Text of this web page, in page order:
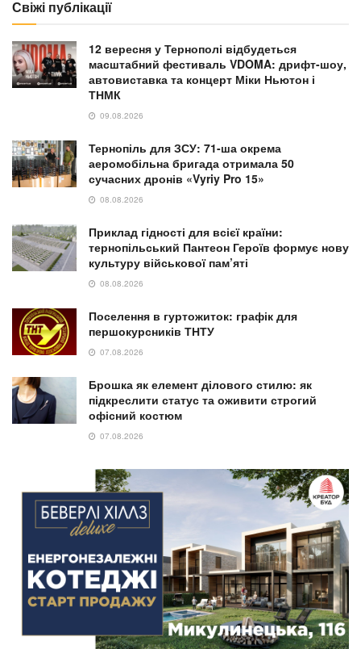
Свіжі публікації
12 вересня у Тернополі відбудеться
масштабний фестиваль VDOMA: дрифт-шоу,
автовиставка та концерт Міки Ньютон і
ТНМК
09.08.2026
Тернопіль для ЗСУ: 71-ша окрема
аеромобільна бригада отримала 50
сучасних дронів «Vyriy Pro 15»
08.08.2026
Приклад гідності для всієї країни:
тернопільський Пантеон Героїв формує нову
культуру військової пам’яті
08.08.2026
Поселення в гуртожиток: графік для
першокурсників ТНТУ
07.08.2026
Брошка як елемент ділового стилю: як
підкреслити статус та оживити строгий
офісний костюм
07.08.2026